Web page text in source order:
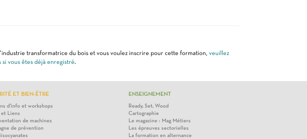
transformatrice du bois et vous voulez inscrire pour cette formation, veuillez
si vous êtes déjà enregistré.
ET BIEN-ÊTRE
d'info et workshops
Liens
de machines
de prévention
ENSEIGNEMENT
Ready, Set, Wood
Cartographie
Le magazine : Mag Métiers
Les épreuves sectorielles
La formation en alternance